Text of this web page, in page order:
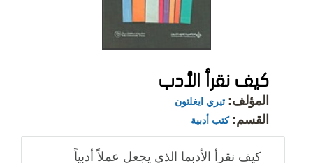
كيف نقرأ الأدب
المؤلف: تيري ايغلتون
القسم: كتب أدبية
كيف نقرأ الأدبما الذي يجعل عملاً أدبياً